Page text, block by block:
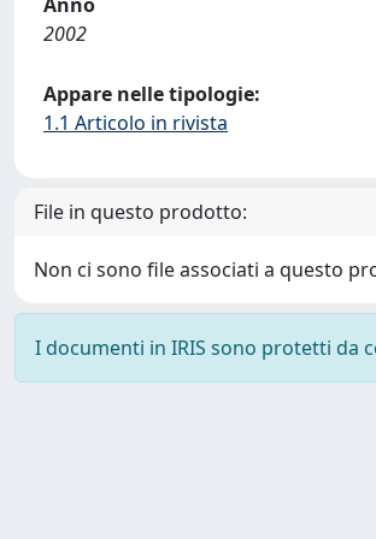
2002
Appare nelle tipologie:
1.1 Articolo in rivista
File in questo prodotto:
Non ci sono file associati a questo
I documenti in IRIS sono protetti da